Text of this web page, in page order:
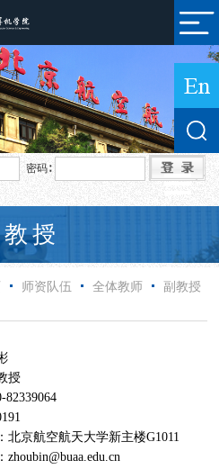
密码∶
授
师资队伍 全体教师
副教授
授
82339064
北京航空航天大学新主楼G1011
zhoubin@buaa.edu.cn